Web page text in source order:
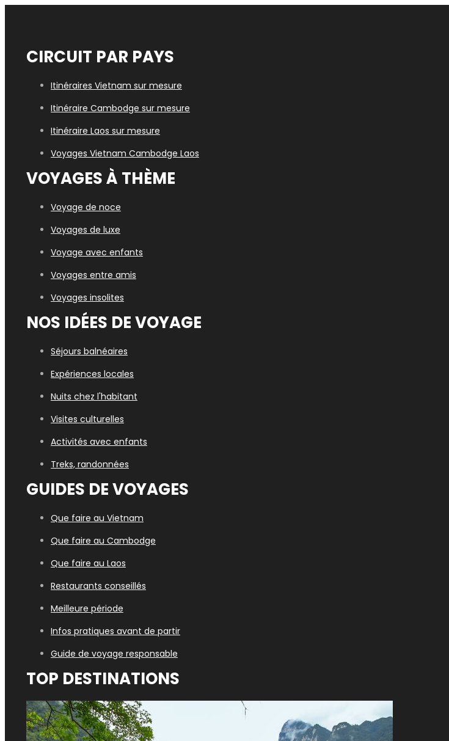
CIRCUIT PAR PAYS
Itinéraires Vietnam sur mesure
Itinéraire Cambodge sur mesure
Itinéraire Laos sur mesure
Voyages Vietnam Cambodge Laos
VOYAGES À THÈME
Voyage de noce
Voyages de luxe
Voyage avec enfants
Voyages entre amis
Voyages insolites
NOS IDÉES DE VOYAGE
Séjours balnéaires
Expériences locales
Nuits chez l'habitant
Visites culturelles
Activités avec enfants
Treks, randonnées
GUIDES DE VOYAGES
Que faire au Vietnam
Que faire au Cambodge
Que faire au Laos
Restaurants conseillés
Meilleure période
Infos pratiques avant de partir
Guide de voyage responsable
TOP DESTINATIONS